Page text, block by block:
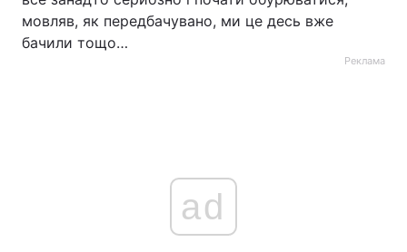
мовляв, як передбачувано, ми це десь вже
бачили тощо…
Реклама
ad